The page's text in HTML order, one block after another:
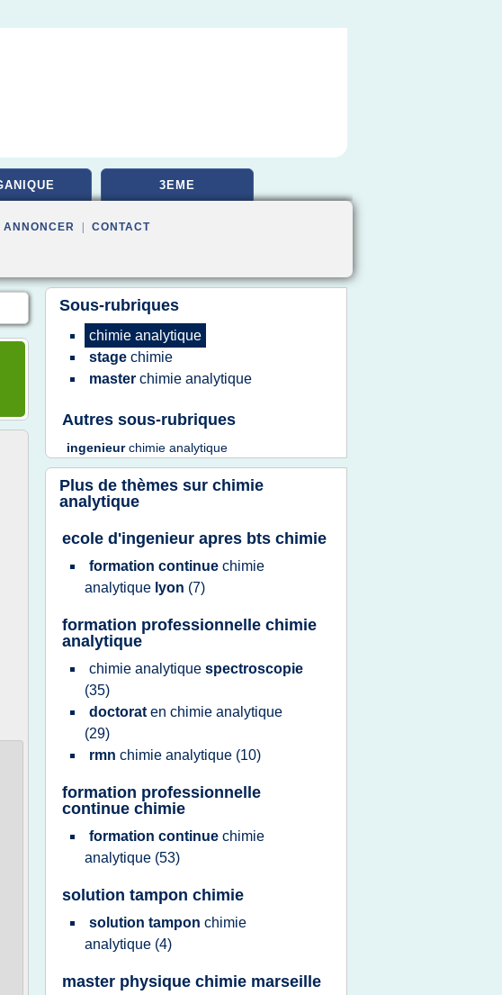
3EME
ANNONCER CONTACT
Sous-rubriques
chimie analytique
stage chimie
master chimie analytique
Autres sous-rubriques
ingenieurchimie analytique
Plus de thèmes sur chimie
analytique
ecole d'ingenieur apres bts chimie
formation continue chimie
analytique lyon (7)
formation professionnelle chimie
analytique
chimie analytique spectroscopie
(35)
doctorat en chimie analytique
(29)
rmn chimie analytique (10)
formation professionnelle
continue chimie
formation continue chimie
analytique (53)
solution tampon chimie
solution tampon chimie
analytique (4)
master physique chimie marseille